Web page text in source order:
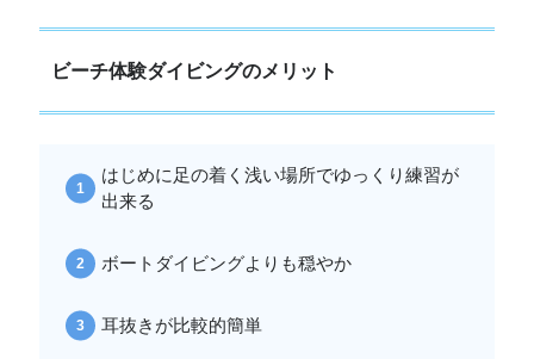
ビーチ体験ダイビングのメリット
はじめに足の着く浅い場所でゆっくり練習が
出来る
ボートダイビングよりも穏やか
耳抜きが比較的簡単